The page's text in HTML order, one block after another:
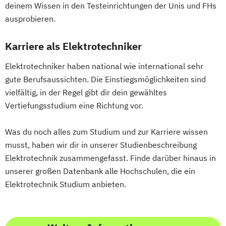
Lightweight and Materials Engineering
Logistik Engineering und Management
Marketing und Digital Business
Mechatronik/Wirtschaft
Medical Engineering (EN)
Medientechnik und -design
Medizin- und Bioinformatik
Operations Management
Produktdesign und Technische
Kommunikation
Prozessmanagement und Business
Intelligence
Sichere Informationssysteme
deinem Wissen in den Testeinrichtungen der Unis und FHs
ausprobieren.
Karriere als Elektrotechniker
Elektrotechniker haben national wie international sehr
gute Berufsaussichten. Die Einstiegsmöglichkeiten sind
vielfältig, in der Regel gibt dir dein gewähltes
Vertiefungsstudium eine Richtung vor.
Was du noch alles zum Studium und zur Karriere wissen
musst, haben wir dir in unserer Studienbeschreibung
Elektrotechnik zusammengefasst. Finde darüber hinaus in
unserer großen Datenbank alle Hochschulen, die ein
Elektrotechnik Studium anbieten.